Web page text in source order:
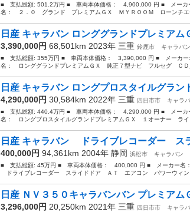
■ 支払総額: 501.2万円 ■ 車両本体価格： 4,900,000 円 ■ メー
名： ２．０ グランド プレミアムＧＸ ＭＹＲＯＯＭ ローンチ
日産 キャラバン ロンググランドプレミア
3,390,000円 68,501km 2023年 三重 鈴鹿市
キャラバン
■ 支払総額: 355万円 ■ 車両本体価格： 3,390,000 円 ■ メーカ
名： ロンググランドプレミアムＧＸ 純正７型ナビ フルセグ ＣＤ
日産 キャラバン ロングプロスタイルグラ
4,290,000円 30,584km 2022年 三重 四日市市
キャラ
■ 支払総額: 440.4万円 ■ 車両本体価格： 4,290,000 円 ■ メー
名： ロングプロスタイルグランドプレミアムＧＸ １オーナー ライ
日産 キャラバン ドライブレコーダー
400,000円 94,361km 2004年 静岡 浜松市
キャラバン
■ 支払総額: 45万円 ■ 車両本体価格： 400,000 円 ■ メーカー
ドライブレコーダー スライドドア ＡＴ エアコン パワーウィン
日産 ＮＶ３５０キャラバンバン プレミアム
3,296,000円 20,250km 2021年 三重 四日市市
キャラ